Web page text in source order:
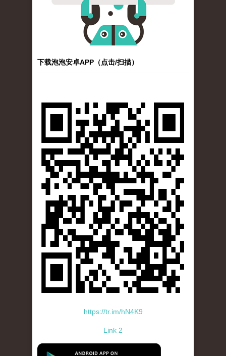
下载泡泡安卓APP（点击/扫描）
https://tr.im/hN4K9
Link 2
standard-icon-googleplay-app-store.png